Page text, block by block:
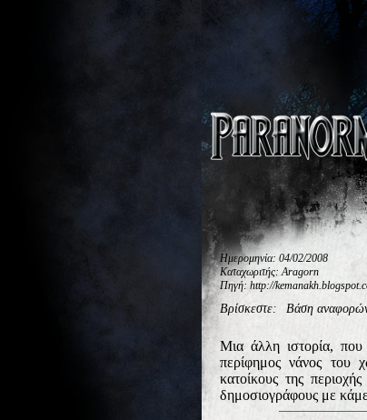
Ημερομηνία: 04/02/2008
Καταχωριτής: Aragorn
Πηγή: http://
Βρίσκεστε: Βάση
Μια άλλη ιστορία, που
περίφημος νάνος του
κατοίκους της
δημοσιογράφους με